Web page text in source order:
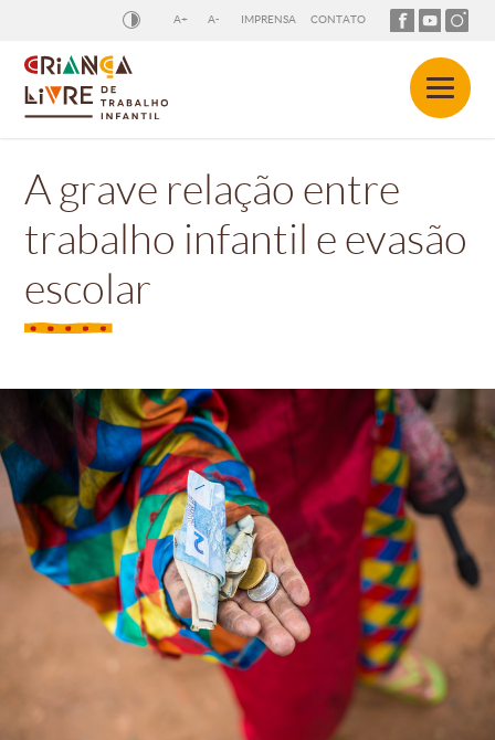
A+ A- IMPRENSA CONTATO
A grave relação entre
trabalho infantil e evasão
escolar